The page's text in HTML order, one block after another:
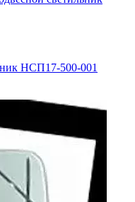
НСП17-500-001